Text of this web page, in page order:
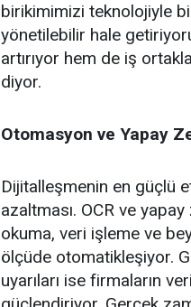
birikimimizi teknolojiyle
yönetilebilir hale
artırıyor hem de iş
diyor.
Otomasyon ve Yapay
Dijitalleşmenin en güçlü
azaltması. OCR ve
okuma, veri işleme ve
ölçüde otomatikleşiyor.
uyarıları ise firmaların